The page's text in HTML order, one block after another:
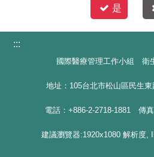
是
:::
國際醫療管理工作小組 衛
地址：105台北市松山區民生
電話：+886-2-2718-1881 傳
建議瀏覽器:1920x1080 解析度,